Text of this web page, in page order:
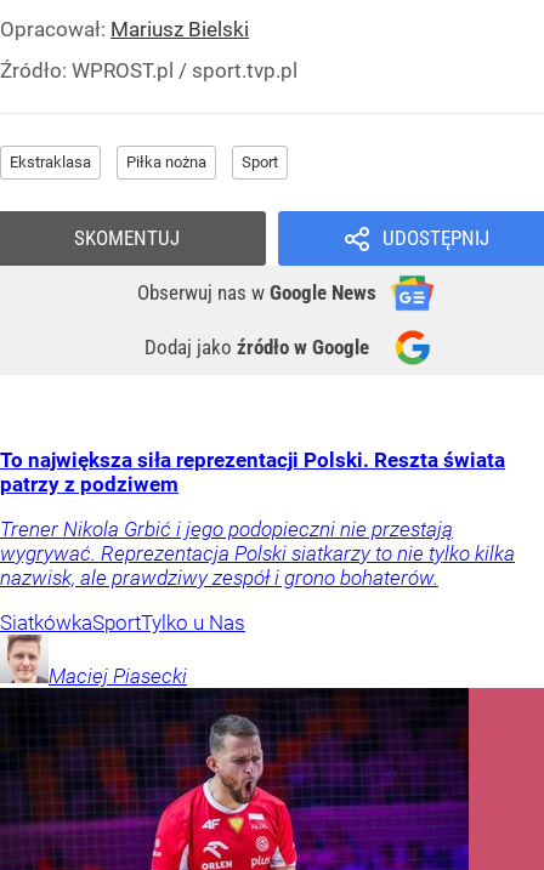
Opracował: Mariusz Bielski
Źródło: WPROST.pl / sport.tvp.pl
Ekstraklasa Piłka nożna Sport
UDOSTĘPNIJ
Obserwuj nas w Google News
Dodaj jako źródło w Google
SKOMENTUJ
To największa siła reprezentacji Polski. Reszta świata
patrzy z podziwem
Trener Nikola Grbić i jego podopieczni nie przestają
wygrywać. Reprezentacja Polski siatkarzy to nie tylko kilka
nazwisk, ale prawdziwy zespół i grono bohaterów.
SiatkówkaSportTylko u Nas
Maciej Piasecki